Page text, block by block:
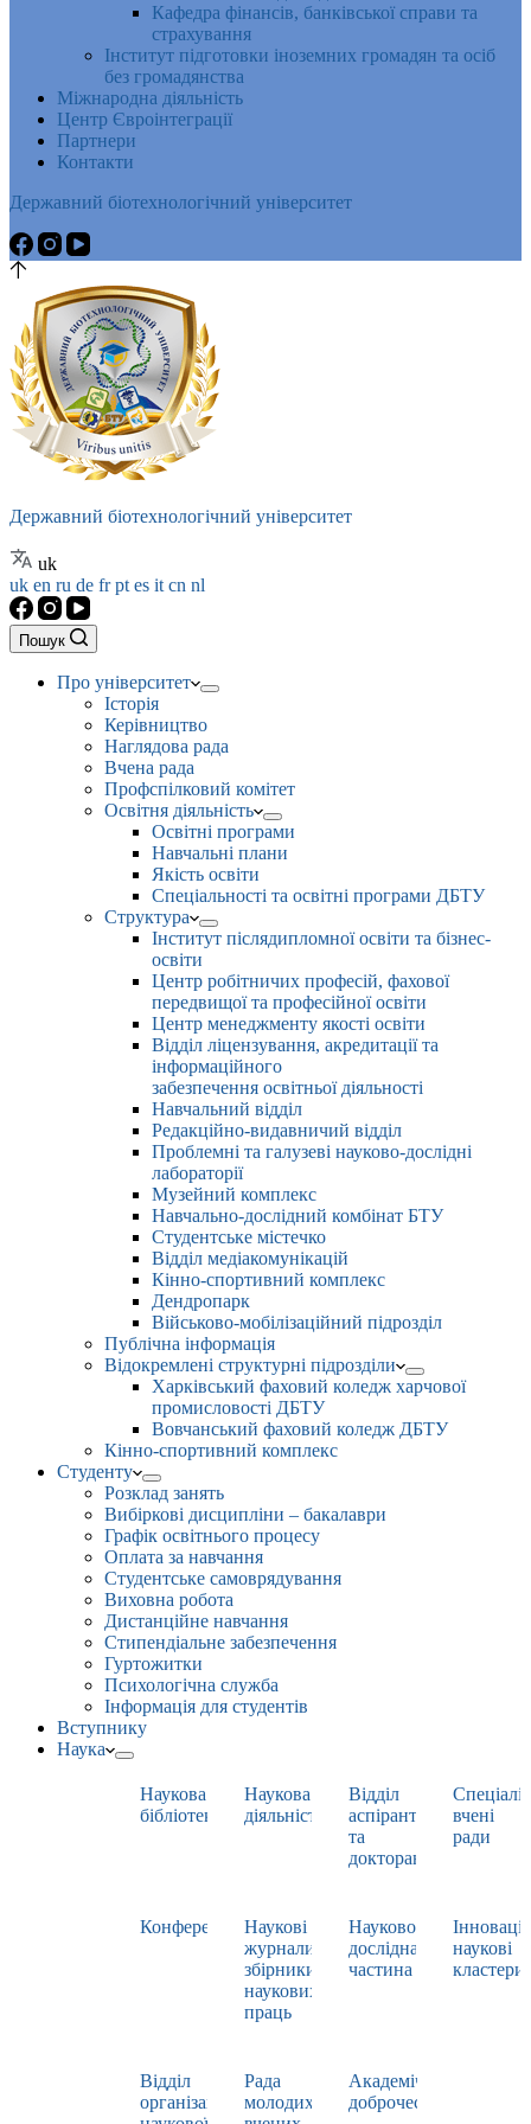
Кафедра фінансів, банківської справи та
страхування
Інститут підготовки іноземних громадян та осіб
без громадянства
Міжнародна діяльність
Центр Євроінтеграції
Партнери
Контакти
Державний біотехнологічний університет
Державний біотехнологічний університет
uk
uk en ru de frpt es it cn nl
Пошук
Про університет
Історія
Керівництво
Наглядова рада
Вчена рада
Профспілковий комітет
Освітня діяльність
Освітні програми
Навчальні плани
Якість освіти
Спеціальності та освітні програми ДБТУ
Структура
Інститут післядипломної освіти та бізнес-
освіти
Центр робітничих професій, фахової
передвищої та професійної освіти
Центр менеджменту якості освіти
Відділ ліцензування, акредитації та
інформаційного
забезпечення освітньої діяльності
Навчальний відділ
Редакційно-видавничий відділ
Проблемні та галузеві науково-дослідні
лабораторії
Музейний комплекс
Навчально-дослідний комбінат БТУ
Студентське містечко
Відділ медіакомунікацій
Кінно-спортивний комплекс
Дендропарк
Військово-мобілізаційний підрозділ
Публічна інформація
Відокремлені структурні підрозділи
Харківський фаховий коледж харчової
промисловості ДБТУ
Вовчанський фаховий коледж ДБТУ
Кінно-спортивний комплекс
Студенту
Розклад занять
Вибіркові дисципліни – бакалаври
Графік освітнього процесу
Оплата за навчання
Студентське самоврядування
Виховна робота
Дистанційне навчання
Стипендіальне забезпечення
Гуртожитки
Психологічна служба
Інформація для студентів
Вступнику
Наука
Наукова
бібліотека
Наукова
діяльність
Відділ
аспірантури
та
докторантури
вчені
ради
Конференції
Наукові
журнали,
збірники
наукових
праць
Науково-
дослідна
частина
наукові
кластери
Відділ
організації
Рада
молодих
Академічна
доброчесність